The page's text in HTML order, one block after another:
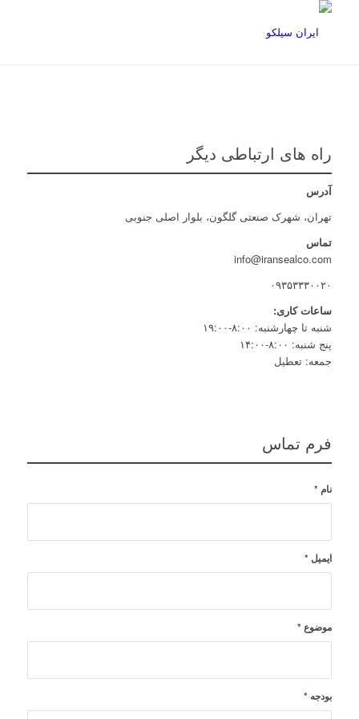
راه های ارتباطی دیگر
آدرس
تهران، شهرک صنعتی گلگون، بلوار اصلی جنوبی
تماس
info@iransealco.com
۰۹۳۵۳۳۳۰۰۲۰
ساعات کاری:
شنبه تا چهارشنبه: ۸:۰۰-۱۹:۰۰
پنج شنبه: ۸:۰۰-۱۴:۰۰
جمعه: تعطیل
فرم تماس
نام *
ایمیل *
موضوع *
بودجه *